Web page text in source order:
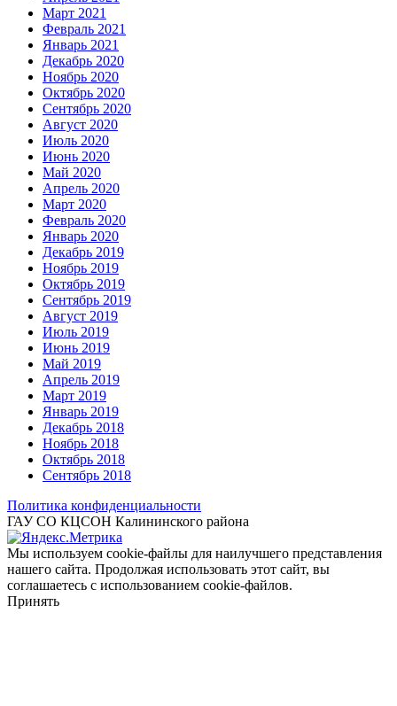
Март 2021
Февраль 2021
Январь 2021
Декабрь 2020
Ноябрь 2020
Октябрь 2020
Сентябрь 2020
Август 2020
Июль 2020
Июнь 2020
Май 2020
Апрель 2020
Март 2020
Февраль 2020
Январь 2020
Декабрь 2019
Ноябрь 2019
Октябрь 2019
Сентябрь 2019
Август 2019
Июль 2019
Июнь 2019
Май 2019
Апрель 2019
Март 2019
Январь 2019
Декабрь 2018
Ноябрь 2018
Октябрь 2018
Сентябрь 2018
Политика конфиденциальности
ГАУ СО КЦСОН Калининского района
Мы используем cookie-файлы для наилучшего представления
нашего сайта. Продолжая использовать этот сайт, вы
соглашаетесь с использованием cookie-файлов.
Принять